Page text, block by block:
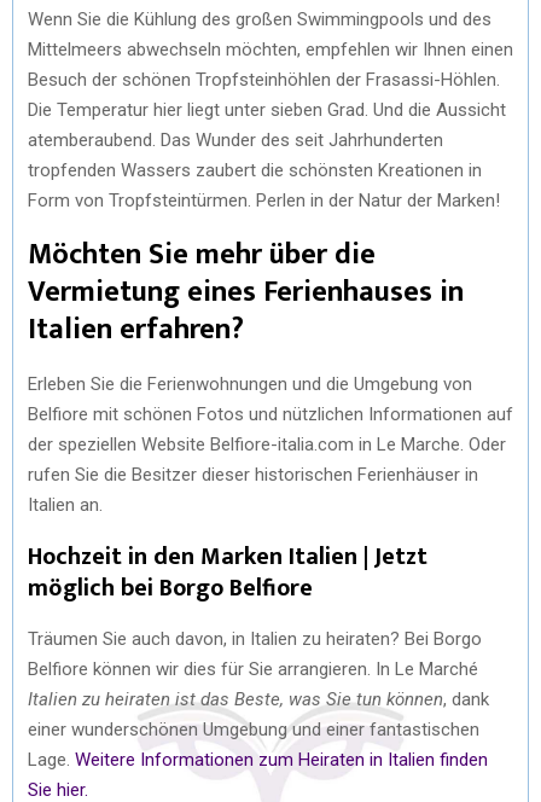
Wenn Sie die Kühlung des großen Swimmingpools und des
Mittelmeers abwechseln möchten, empfehlen wir Ihnen einen
Besuch der schönen Tropfsteinhöhlen der Frasassi-Höhlen.
Die Temperatur hier liegt unter sieben Grad. Und die Aussicht
atemberaubend. Das Wunder des seit Jahrhunderten
tropfenden Wassers zaubert die schönsten Kreationen in
Form von Tropfsteintürmen. Perlen in der Natur der Marken!
Möchten Sie mehr über die
Vermietung eines Ferienhauses in
Italien erfahren?
Erleben Sie die Ferienwohnungen und die Umgebung von
Belfiore mit schönen Fotos und nützlichen Informationen auf
der speziellen Website Belfiore-italia.com in Le Marche. Oder
rufen Sie die Besitzer dieser historischen Ferienhäuser in
Italien an.
Hochzeit in den Marken Italien | Jetzt
möglich bei Borgo Belfiore
Träumen Sie auch davon, in Italien zu heiraten? Bei Borgo
Belfiore können wir dies für Sie arrangieren. In Le Marché
Italien zu heiraten ist das Beste, was Sie tun können, dank
einer wunderschönen Umgebung und einer fantastischen
Lage. Weitere Informationen zum Heiraten in Italien finden
Sie hier.